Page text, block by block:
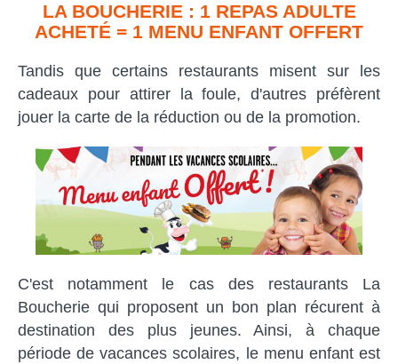
LA BOUCHERIE : 1 REPAS ADULTE
ACHETÉ = 1 MENU ENFANT OFFERT
Tandis que certains restaurants misent sur les
cadeaux pour attirer la foule, d'autres préfèrent
jouer la carte de la réduction ou de la promotion.
C'est notamment le cas des restaurants La
Boucherie qui proposent un bon plan récurent à
destination des plus jeunes. Ainsi, à chaque
période de vacances scolaires, le menu enfant est